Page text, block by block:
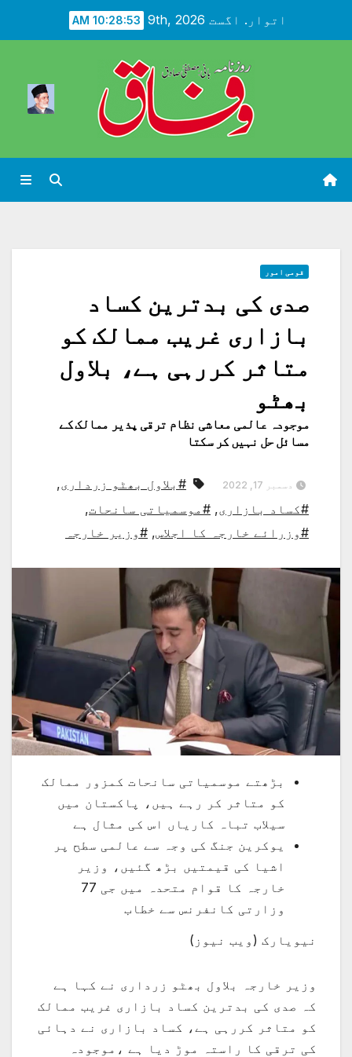
اتوار. اگست 9th, 2026 10:28:54 AM
قومی امور
صدی کی بدترین کساد
بازاری غریب ممالک کو
متاثر کررہی ہے، بلاول
بھٹو
موجودہ عالمی معاشی نظام ترقی پذیر ممالک کے
مسائل حل نہیں کر سکتا
دسمبر 17, 2022 #بلاول بھٹو زرداری,
#کساد بازاری, #موسمیاتی سانحات,
#وزرائے خارجہ کا اجلاس, #وزیر خارجہ
بڑھتے موسمیاتی سانحات کمزور ممالک
کو متاثر کر رہے ہیں، پاکستان میں
سیلاب تباہ کاریاں اس کی مثال ہے
یوکرین جنگ کی وجہ سے عالمی سطح پر
اشیا کی قیمتیں بڑھ گئیں، وزیر
خارجہ کا قوام متحدہ میں جی 77
وزارتی کانفرنس سے خطاب
نیویارک (ویب نیوز)
وزیر خارجہ بلاول بھٹو زرداری نے کہا ہے
کہ صدی کی بدترین کساد بازاری غریب ممالک
کو متاثر کررہی ہے، کساد بازاری نے دہائی
کی ترقی کا راستہ موڑ دیا ہے ،موجودہ